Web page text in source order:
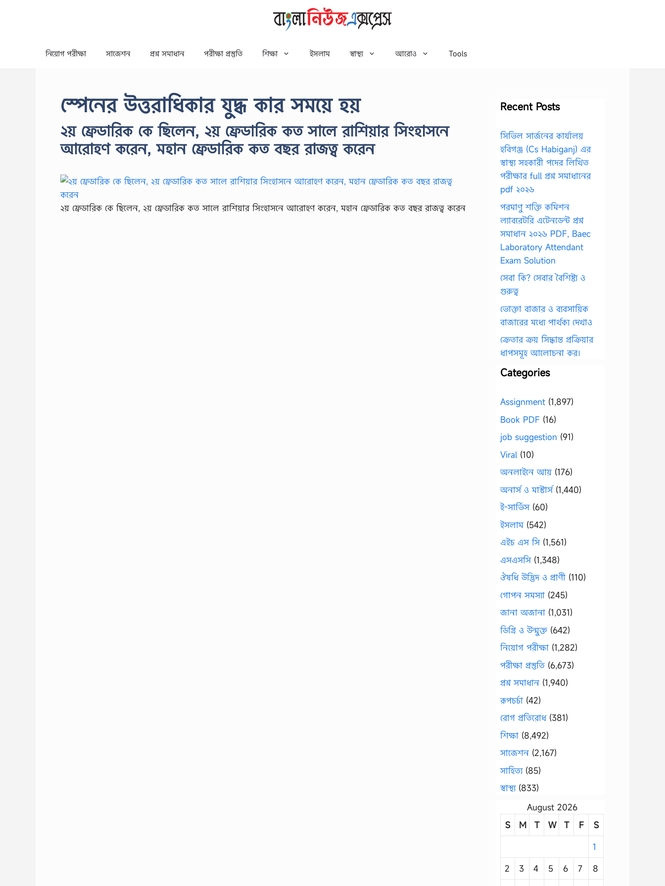
নিয়োগ পরীক্ষা সাজেশন প্রশ্ন সমাধান পরীক্ষা প্রস্তুতি শিক্ষা ইসলাম স্বাস্থ্য আরোও Tools
স্পেনের উত্তরাধিকার যুদ্ধ কার সময়ে হয়
২য় ফ্রেডারিক কে ছিলেন, ২য় ফ্রেডারিক কত সালে রাশিয়ার সিংহাসনে
আরোহণ করেন, মহান ফ্রেডারিক কত বছর রাজত্ব করেন
২য় ফ্রেডারিক কে ছিলেন, ২য় ফ্রেডারিক কত সালে রাশিয়ার সিংহাসনে আরোহণ করেন, মহান ফ্রেডারিক কত বছর রাজত্ব করেন
Recent Posts
সিভিল সার্জনের কার্যালয়
হবিগঞ্জ (Cs Habiganj) এর
স্বাস্থ্য সহকারী পদের লিখিত
পরীক্ষার full প্রশ্ন সমাধানের
pdf ২০২৬
পরমাণু শক্তি কমিশন
ল্যাবরেটরি এটেনডেন্ট প্রশ্ন
সমাধান ২০২৬ PDF, Baec
Laboratory Attendant
Exam Solution
সেবা কি? সেবার বৈশিষ্ট্য ও
গুরুত্ব
ভোক্তা বাজার ও ব্যবসায়িক
বাজারের মধ্যে পার্থক্য দেখাও
ক্রেতার ক্রয় সিদ্ধান্ত প্রক্রিয়ার
ধাপসমূহ আলোচনা কর।
Categories
Assignment (1,897)
Book PDF (16)
job suggestion (91)
Viral (10)
অনলাইনে আয় (176)
অনার্স ও মাস্টার্স(1,440)
ই-সার্ভিস(60)
ইসলাম(542)
এইচ এস সি(1,561)
এসএসসি(1,348)
ঔষধি উদ্ভিদ ও প্রাণী (110)
গোপন সমস্যা (245)
জানা অজানা (1,031)
ডিগ্রি ও উন্মুক্ত (642)
নিয়োগ পরীক্ষা (1,282)
পরীক্ষা প্রস্তুতি (6,673)
প্রশ্ন সমাধান (1,940)
রূপচর্চা (42)
রোগ প্রতিরোধ(381)
শিক্ষা (8,492)
সাজেশন (2,167)
সাহিত্য(85)
স্বাস্থ্য(833)
August 2026
S
M T W T F
S
1
2
3 4 5 6 7
8